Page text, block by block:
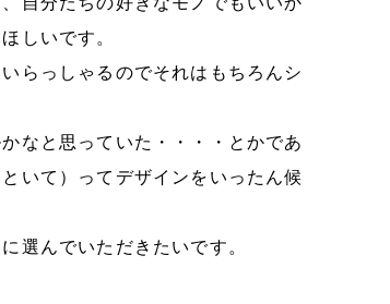
しいです。
らっしゃるのでそれはもちろんシ
なと思っていた・・・・とかであ
いて）ってデザインをいったん候
選んでいただきたいです。